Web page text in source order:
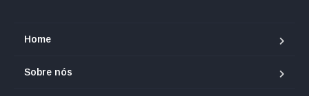
Home
Sobre nós